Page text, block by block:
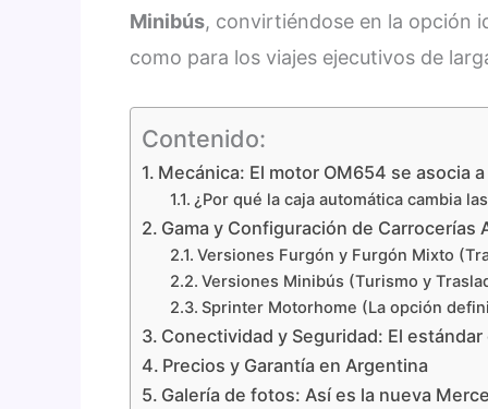
Minibús, convirtiéndose en la opción
como para los viajes ejecutivos de
Contenido:
Mecánica: El motor OM654 se asocia a
¿Por qué la caja automática cambia
Gama y Configuración de Carrocerías
Versiones Furgón y Furgón Mixto
Versiones Minibús (Turismo y
Sprinter Motorhome (La opción
Conectividad y Seguridad: El
Precios y Garantía en Argentina
Galería de fotos: Así es la nueva